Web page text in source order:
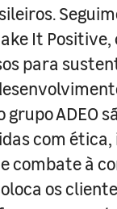
It Positive,
para
ADEO
com
combate à
os